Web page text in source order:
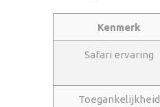
Kenmerk
Safari ervaring
Toegankelijkheid